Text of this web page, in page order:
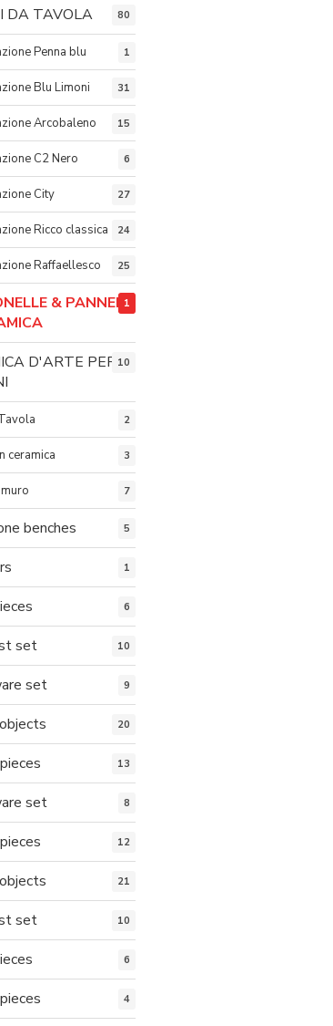
DA TAVOLA 80
Penna blu 1
Blu Limoni 31
Arcobaleno 15
C2 Nero 6
City 27
Ricco classica 24
Raffaellesco 25
& PANNELLI
1
D'ARTE PER 10
2
ceramica 3
7
benches 5
1
6
set 10
set 9
20
13
set 8
12
21
set 10
6
4